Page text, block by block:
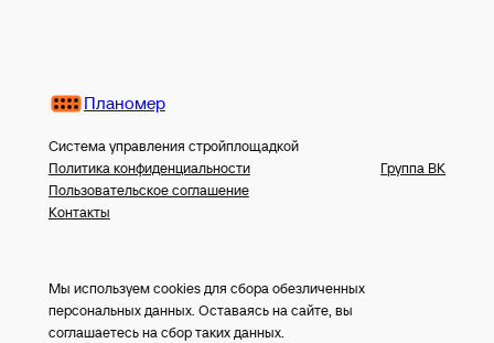
Планомер
Система управления стройплощадкой
Политика конфиденциальности
Пользовательское соглашение
Контакты
Группа ВК
Мы используем cookies для сбора обезличенных
персональных данных. Оставаясь на сайте, вы
соглашаетесь на сбор таких данных.